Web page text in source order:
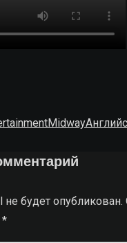
Midway
будет опубликован.
*